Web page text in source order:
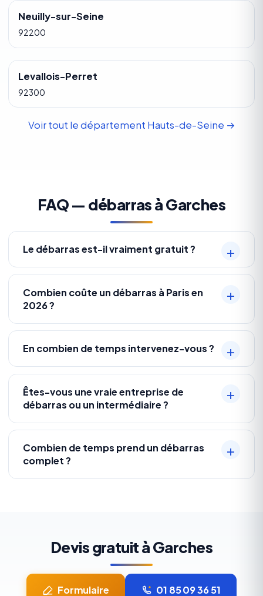
Neuilly-sur-Seine
92200
Levallois-Perret
92300
Voir tout le département Hauts-de-Seine →
FAQ — débarras à Garches
Le débarras est-il vraiment gratuit ?
Combien coûte un débarras à Paris en
2026 ?
En combien de temps intervenez-vous ?
Êtes-vous une vraie entreprise de
débarras ou un intermédiaire ?
Combien de temps prend un débarras
complet ?
Devis gratuit à Garches
Formulaire 01 85 09 36 51